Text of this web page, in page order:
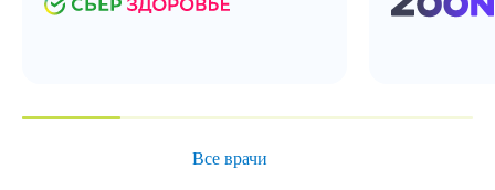
Все врачи